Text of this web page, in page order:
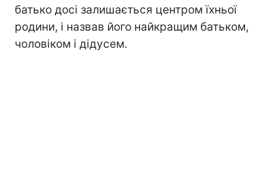
батько досі залишається центром їхньої
родини, і назвав його найкращим батьком,
чоловіком і дідусем.